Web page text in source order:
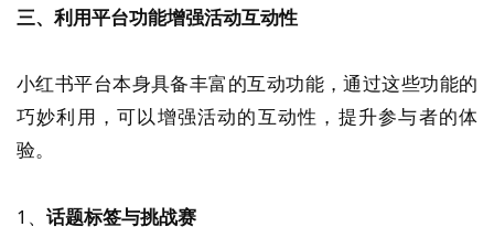
三、利用平台功能增强活动互动性
小红书平台本身具备丰富的互动功能，通过这些功能的
巧妙利用，可以增强活动的互动性，提升参与者的体
验。
1、 话题标签与挑战赛